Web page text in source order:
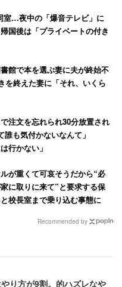
室…夜中の「爆音テレビ」に
国後は「プライベートの付き
館で本を選ぶ妻に夫が終始不
終えた妻に「それ、いくら
注文を忘れられ30分放置され
も気付かないなんて」
行かない」
が重くて可哀そうだから“必
に取りに来て”と要求する保
校長室まで乗り込む事態に
Recommended by
り方が9割。的ハズレなや